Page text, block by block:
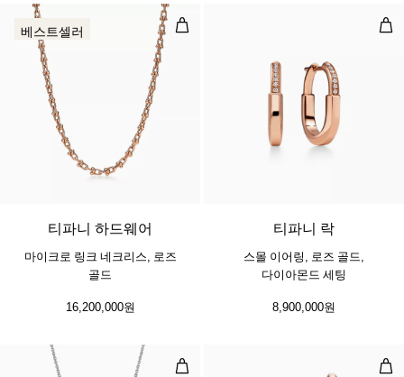
마이크로 링크 네크리스, 로즈 골드
베스트셀러
티파니 하드웨어
마이크로 링크 네크리스, 로즈
골드
16,200,000원
스
티파니 락
스몰 이어링, 로즈 골드,
다이아몬드 세팅
8,900,000원
스몰 펜던트, 화이트 골드, 다이아몬
라